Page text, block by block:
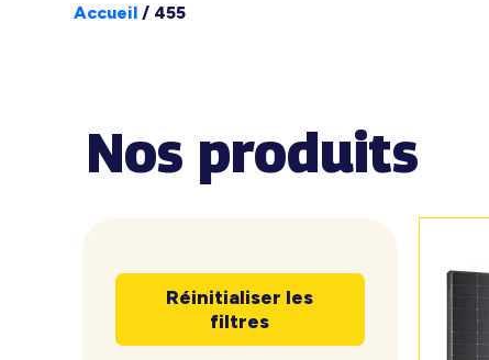
Accueil / 455
Nos produits
Réinitialiser les
filtres